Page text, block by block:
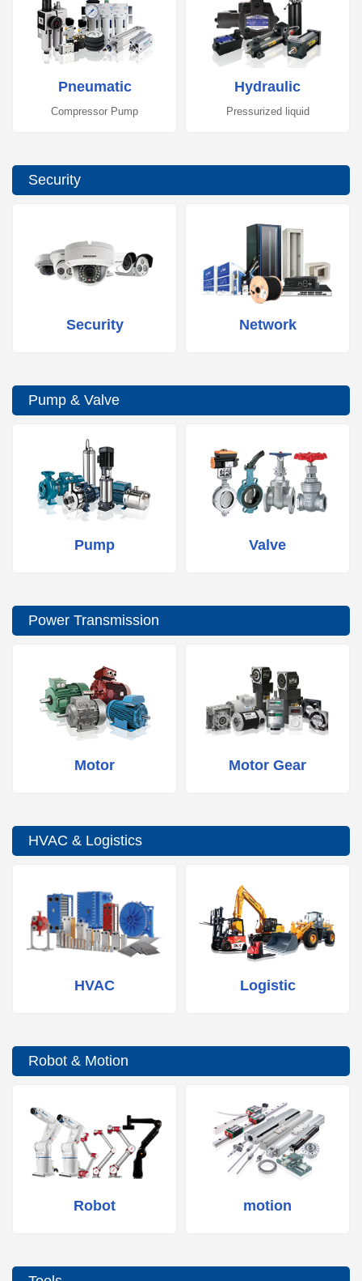
Pneumatic
Compressor Pump
Hydraulic
Pressurized liquid
Security
Security Network
Pump & Valve
Pump Valve
Power Transmission
Motor Motor Gear
HVAC & Logistics
HVAC Logistic
Robot & Motion
Robot motion